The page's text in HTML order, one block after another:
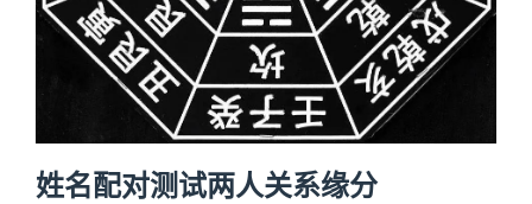
姓名配对测试两人关系缘分